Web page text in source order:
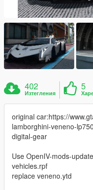
402
Изтегления
5
original car:https://
lamborghini-veneno-
digital-gear
Use OpenIV-mods-
vehicles.rpf
replace veneno.ytd